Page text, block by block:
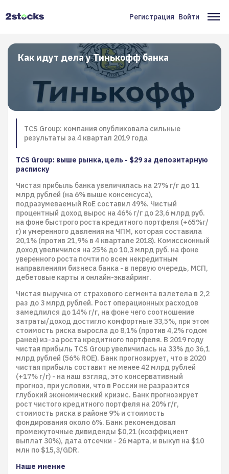
Меню
учётной
записи
пользователя
Регистрация Войти
Как идут дела у Тинькофф банка
TCS Group: компания опубликовала сильные
результаты за 4 квартал 2019 года
TCS Group: выше рынка, цель - $29 за депозитарную
расписку
Чистая прибыль банка увеличилась на 27% г/г до 11
млрд рублей (на 6% выше консенсуса),
подразумеваемый RoE составил 49%. Чистый
процентный доход вырос на 46% г/г до 23,6 млрд руб.
на фоне быстрого роста кредитного портфеля (+65%г/
г) и умеренного давления на ЧПМ, которая составила
20,1% (против 21,9% в 4 квартале 2018). Комиссионный
доход увеличился на 25% до 10,3 млрд руб. на фоне
уверенного роста почти по всем некредитным
направлениям бизнеса банка - в первую очередь, МСП,
дебетовые карты и онлайн-эквайринг.
Чистая выручка от страхового сегмента взлетела в 2,2
раз до 3 млрд рублей. Рост операционных расходов
замедлился до 14% г/г, на фоне чего соотношение
затраты/доход достигло комфортные 33,5%, при этом
стоимость риска выросла до 8,1% (против 4,2% годом
ранее) из-за роста кредитного портфеля. В 2019 году
чистая прибыль TCS Group увеличилась на 33% до 36,1
млрд рублей (56% ROE). Банк прогнозирует, что в 2020
чистая прибыль составит не менее 42 млрд рублей
(+17% г/г) - на наш взгляд, это консервативный
прогноз, при условии, что в России не разразится
глубокий экономический кризис. Банк прогнозирует
рост чистого кредитного портфеля на 20% г/г,
стоимость риска в районе 9% и стоимость
фондирования около 6%. Банк рекомендовал
промежуточные дивиденды $0,21 (коэффициент
выплат 30%), дата отсечки - 26 марта, и выкуп на $10
млн по $15,3/GDR.
Наше мнение